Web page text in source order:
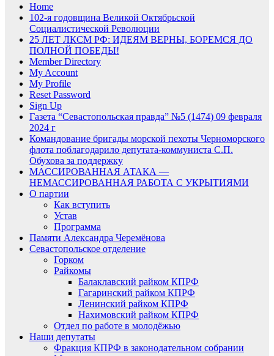
Home
102-я годовщина Великой Октябрьской
Социалистической Революции
25 ЛЕТ ЛКСМ РФ: ИДЕЯМ ВЕРНЫ, БОРЕМСЯ ДО
ПОЛНОЙ ПОБЕДЫ!
Member Directory
My Account
My Profile
Reset Password
Sign Up
Газета “Севастопольская правда” №5 (1474) 09 февраля
2024 г
Командование бригады морской пехоты Черноморского
флота поблагодарило депутата-коммуниста С.П.
Обухова за поддержку
МАССИРОВАННАЯ АТАКА —
НЕМАССИРОВАННАЯ РАБОТА С УКРЫТИЯМИ
О партии
Как вступить
Устав
Программа
Памяти Александра Черемёнова
Севастопольское отделение
Горком
Райкомы
Балаклавский райком КПРФ
Гагаринский райком КПРФ
Ленинский райком КПРФ
Нахимовский райком КПРФ
Отдел по работе в молодёжью
Наши депутаты
Фракция КПРФ в законодательном собрании